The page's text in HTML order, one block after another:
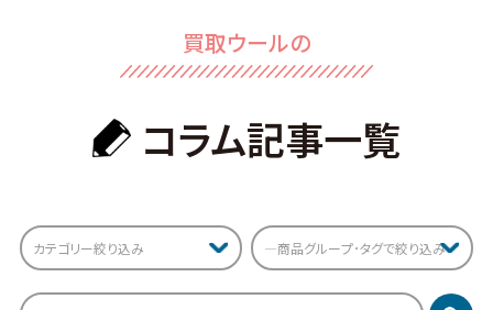
買取ウールの
コラム記事⼀覧